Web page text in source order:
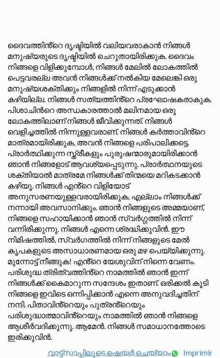
ദൈവത്തിൻ്റെ ദൃഷ്ടിയിൽ വലിയവരാകാൻ നിങ്ങൾ
മനുഷ്യരുടെ ദൃഷ്ടിയിൽ ചെറുതായിരിക്കുക. ദൈവം
നിങ്ങളെ വിളിക്കുമ്പോൾ, നിങ്ങൾ മേലിൽ ലോകത്തിൽ
പെട്ടവരല്ല അവൻ നിങ്ങൾക്ക് നൽകിയ മേലെങ്കി ഒരു
മനുഷ്യശക്തിക്കും നിങ്ങളിൽ നിന്ന് എടുക്കാൻ
കഴിയില്ല. നിങ്ങൾ സത്യത്തിൻ്റെ പ്രഘോഷകരാകുക.
പിശാചിൻറെ അന്ധകാരത്താൽ മലിനമായ ഒരു
ലോകത്തിലാണ് നിങ്ങൾ ജീവിക്കുന്നത്. നിങ്ങൾ
വെളിച്ചത്തിൽ നിന്നുള്ളവരാണ്. നിങ്ങൾ കർത്താവിൻ്റെ
മാത്രമായിരിക്കുക, അവൻ നിങ്ങളെ പരിപാലിക്കട്ടെ.
പ്രാർത്ഥിക്കുന്ന സ്ത്രീകളും പുരുഷന്മാരുമായിരിക്കാൻ
ഞാൻ നിങ്ങളോട് ആവശ്യപ്പെടുന്നു. പ്രാർത്ഥനയുടെ
ശക്തിയാൽ മാത്രമേ നിങ്ങൾക്ക് തിന്മയെ മറികടക്കാൻ
കഴിയൂ. നിങ്ങൾ എൻ്റെ വിളിയോട്
അനുസരണയുള്ളവരായിരിക്കുക, എല്ലാം നിങ്ങൾക്ക്
നന്നായി അവസാനിക്കും. ഞാൻ നിങ്ങളുടെ അമ്മയാണ്,
നിങ്ങളെ സഹായിക്കാൻ ഞാൻ സ്വർഗ്ഗത്തിൽ നിന്ന്
വന്നിരിക്കുന്നു. നിങ്ങൾ എന്നെ ശ്രദ്ധിക്കുവിൻ. ഈ
നിമിഷത്തിൽ, സ്വർഗത്തിൽ നിന്ന് നിങ്ങളുടെ മേൽ
കൃപകളുടെ അസാധാരണമായ ഒരു മഴ പെയ്യിക്കുന്നു.
മുന്നോട്ട് നീങ്ങുക! എൻ്റെ യേശുവിന് നിന്നെ വേണം.
പരിശുദ്ധ ത്രിത്വത്തിൻ്റെ നാമത്തിൽ ഞാൻ ഇന്ന്
നിങ്ങൾക്ക് കൈമാറുന്ന സന്ദേശം ഇതാണ്. ഒരിക്കൽ കൂടി
നിങ്ങളെ ഇവിടെ ഒന്നിപ്പിക്കാൻ എന്നെ അനുവദിച്ചതിന്
നന്ദി. പിതാവിൻ്റെയും പുത്രൻ്റെയും
പരിശുദ്ധാത്മാവിൻ്റെയും നാമത്തിൽ ഞാൻ നിങ്ങളെ
ആശീർവദിക്കുന്നു. ആമേൻ. നിങ്ങൾ സമാധാനത്തോടെ
ഇരിക്കുവിൻ.
വാട്ട്സാപ്പിലൂടെ ഷെയർ ചെയ്യാം
Imprimir